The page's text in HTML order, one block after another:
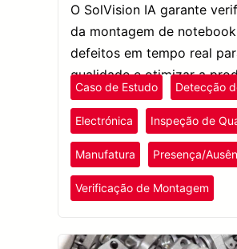
O SolVision IA garante
da montagem de
defeitos em tempo real
qualidade e otimizar a
Caso de Estudo Detecção
Electrónica Inspeção de
Manufatura Presença/
Verificação de Montagem